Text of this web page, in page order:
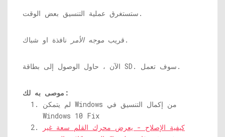
ستستغرق عملية التنسيق بعض الوقت.
قريب موجه الأمر نافذة او شباك.
الآن ، حاول الوصول إلى بطاقة SD. سوف تعمل.
موصى به لك:
لم يتمكن Windows من إكمال التنسيق في
Windows 10 Fix
كيفية الإصلاح - يعرض محرك القلم سعة غير